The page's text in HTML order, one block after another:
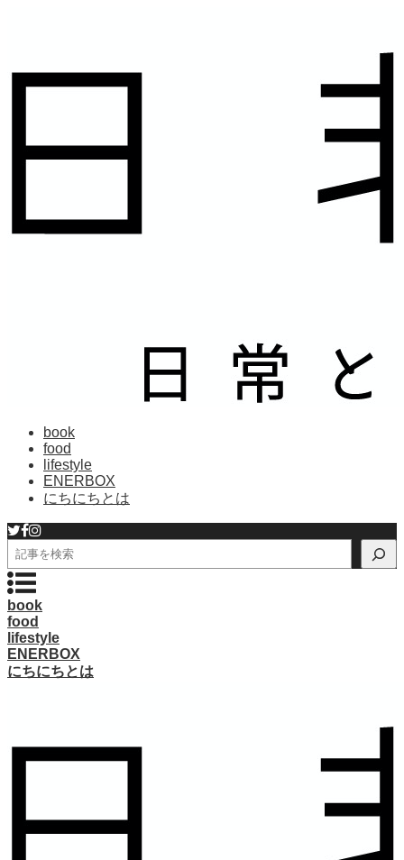
book
food
lifestyle
ENERBOX
にちにちとは
検
索
book
food
lifestyle
ENERBOX
にちにちとは